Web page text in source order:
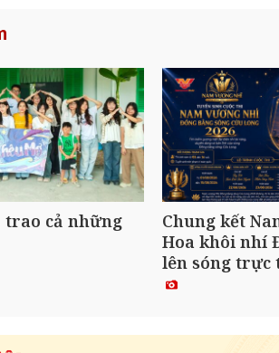
trao cả những
Chung kết
Hoa khôi nhí
lên sóng trực